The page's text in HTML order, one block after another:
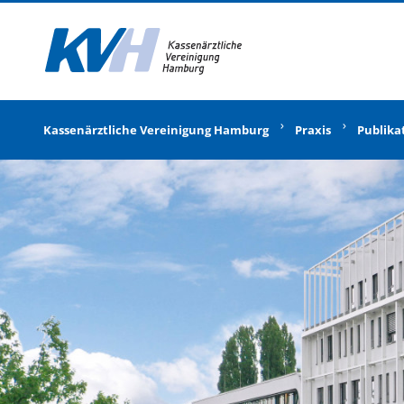
Kassenärztliche Vereinigung Hamburg Praxis